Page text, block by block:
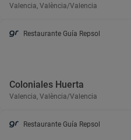
Valencia, València/Valencia
Restaurante Guía Repsol
Coloniales Huerta
Valencia, València/Valencia
Restaurante Guía Repsol